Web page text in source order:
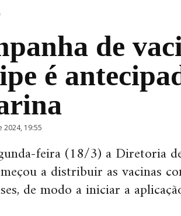
de
é
2024, 19:55
feira (18/3) a Diretoria
a distribuir as vacinas
de modo a iniciar a